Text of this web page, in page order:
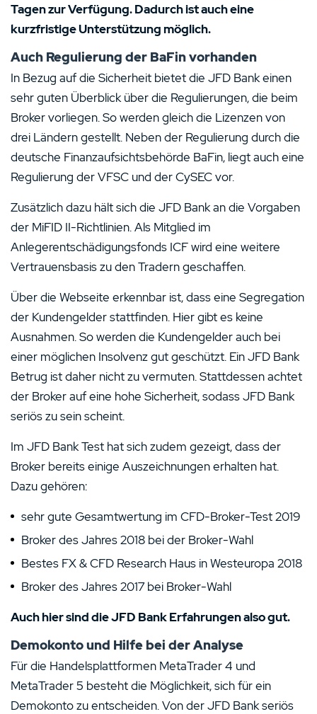
Tagen zur Verfügung. Dadurch ist auch eine
kurzfristige Unterstützung möglich.
Auch Regulierung der BaFin vorhanden
In Bezug auf die Sicherheit bietet die JFD Bank einen
sehr guten Überblick über die Regulierungen, die beim
Broker vorliegen. So werden gleich die Lizenzen von
drei Ländern gestellt. Neben der Regulierung durch die
deutsche Finanzaufsichtsbehörde BaFin, liegt auch eine
Regulierung der VFSC und der CySEC vor.
Zusätzlich dazu hält sich die JFD Bank an die Vorgaben
der MiFID II-Richtlinien. Als Mitglied im
Anlegerentschädigungsfonds ICF wird eine weitere
Vertrauensbasis zu den Tradern geschaffen.
Über die Webseite erkennbar ist, dass eine Segregation
der Kundengelder stattfinden. Hier gibt es keine
Ausnahmen. So werden die Kundengelder auch bei
einer möglichen Insolvenz gut geschützt. Ein JFD Bank
Betrug ist daher nicht zu vermuten. Stattdessen achtet
der Broker auf eine hohe Sicherheit, sodass JFD Bank
seriös zu sein scheint.
Im JFD Bank Test hat sich zudem gezeigt, dass der
Broker bereits einige Auszeichnungen erhalten hat.
Dazu gehören:
sehr gute Gesamtwertung im CFD-Broker-Test 2019
Broker des Jahres 2018 bei der Broker-Wahl
Bestes FX & CFD Research Haus in Westeuropa 2018
Broker des Jahres 2017 bei Broker-Wahl
Auch hier sind die JFD Bank Erfahrungen also gut.
Demokonto und Hilfe bei der Analyse
Für die Handelsplattformen MetaTrader 4 und
MetaTrader 5 besteht die Möglichkeit, sich für ein
Demokonto zu entscheiden. Von der JFD Bank seriös